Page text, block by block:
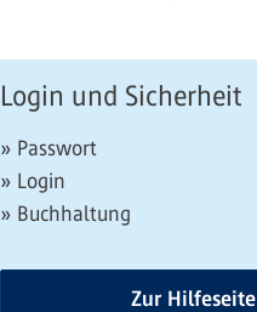
Login und Sicherheit
» Passwort
» Login
» Buchhaltung
Zur Hilfeseite